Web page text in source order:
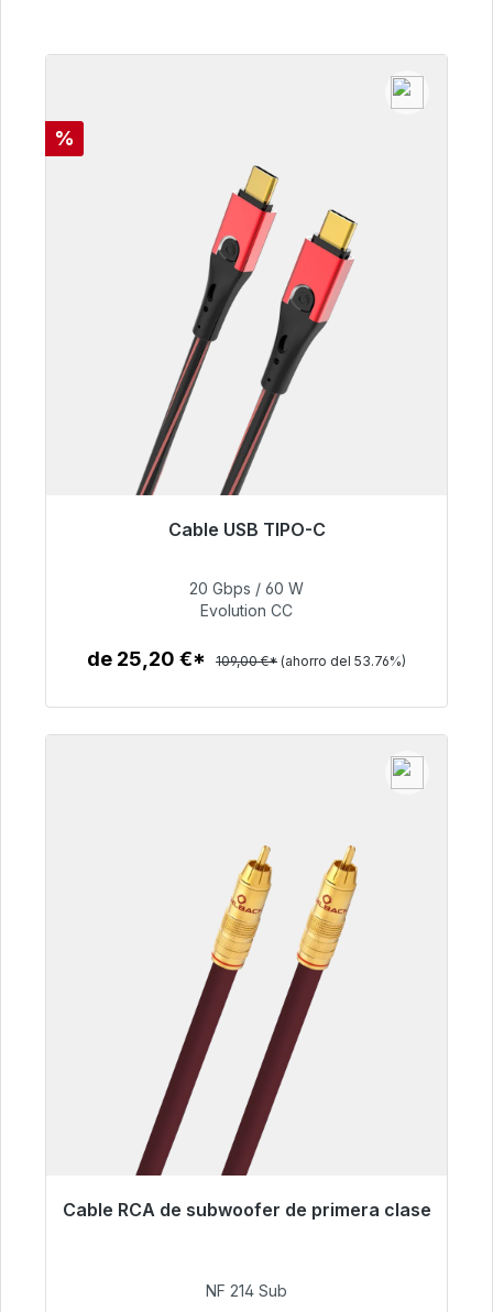
Descuento
%
Cable USB TIPO-C
Listo para envío inmediato, plazo de entrega
50,40 €
20 Gbps / 60 W
Evolution CC
de 25,20 €* 109,00 €* (ahorro del 53.76%)
Cable RCA de subwoofer de primera clase
Listo para envío inmediato, plazo de entrega
94,00 €
NF 214 Sub